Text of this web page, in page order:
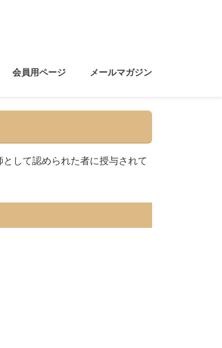
会員用ページ メールマガジン
して認められた者に授与されて